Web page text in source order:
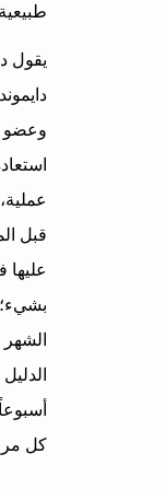
يقول
وعضو
قبل
عليها
كل